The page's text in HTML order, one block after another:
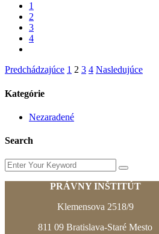
1
2
3
4
Stránkovanie
príspevkov
Predchádzajúce 1 2 3 4 Nasledujúce
Kategórie
Nezaradené
Search
Enter
Your
PRÁVNY INŠTITÚT
Klemensova 2518/9
811 09 Bratislava-Staré Mesto